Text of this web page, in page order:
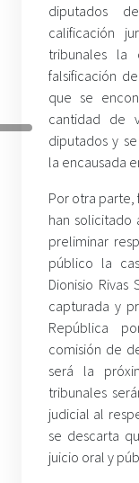
diputados
calificación
tribunales la
falsificación
que se
cantidad de
diputados y
la encausada
Por otra parte,
han solicitado
preliminar
público la
Dionisio
capturada y
República
comisión de
será la
tribunales
judicial al
se descarta
juicio oral y